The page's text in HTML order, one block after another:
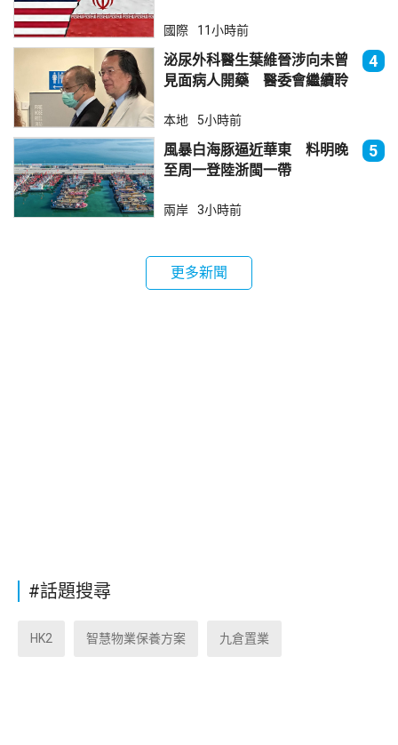
國際 11小時前
泌尿外科醫生葉維晉涉向未曾
見面病人開藥 醫委會繼續聆
4
本地 5小時前
風暴白海豚逼近華東 料明晚
至周一登陸浙閩一帶
5
兩岸 3小時前
更多新聞
#話題搜尋
HK2 智慧物業保養方案 九倉置業